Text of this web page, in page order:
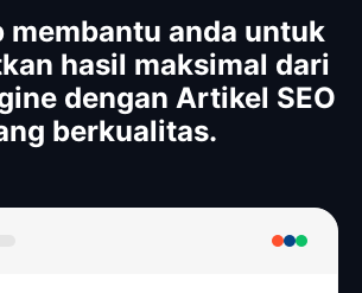
membantu anda untuk
hasil maksimal dari
dengan Artikel SEO
berkualitas.